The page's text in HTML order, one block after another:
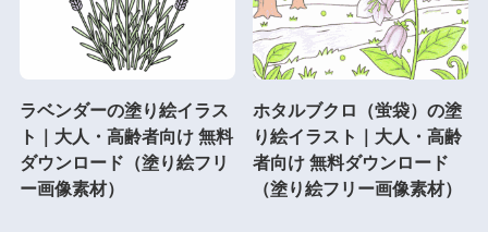
ラベンダーの塗り絵イラス
ト｜大人・高齢者向け 無料
ダウンロード（塗り絵フリ
ー画像素材）
ホタルブクロ（蛍袋）の塗
り絵イラスト｜大人・高齢
者向け 無料ダウンロード
（塗り絵フリー画像素材）